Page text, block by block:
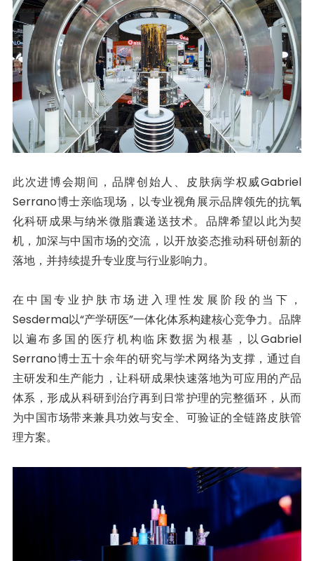
此次进博会期间，品牌创始人、皮肤病学权威Gabriel
Serrano博士亲临现场，以专业视角展示品牌领先的抗氧
化科研成果与纳米微脂囊递送技术。品牌希望以此为契
机，加深与中国市场的交流，以开放姿态推动科研创新的
落地，并持续提升专业度与行业影响力。
在中国专业护肤市场进入理性发展阶段的当下，
Sesderma以“产学研医”一体化体系构建核心竞争力。品牌
以遍布多国的医疗机构临床数据为根基，以Gabriel
Serrano博士五十余年的研究与学术网络为支撑，通过自
主研发和生产能力，让科研成果快速落地为可应用的产品
体系，形成从科研到治疗再到日常护理的完整循环，从而
为中国市场带来兼具功效与安全、可验证的全链路皮肤管
理方案。